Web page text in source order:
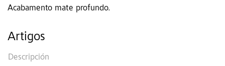
Acabamento mate profundo.
Artigos
Descripción